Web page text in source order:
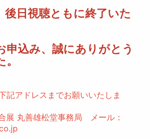
後日視聴ともに終了いた
申込み、誠にありがとう
記アドレスまでお願いいたしま
展 丸善雄松堂事務局 メール：